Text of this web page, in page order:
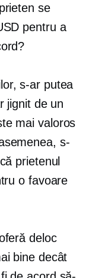
se
pentru a
s-ar putea
jignit de un
mai valoros
s-
prietenul
o favoare
deloc
bine decât